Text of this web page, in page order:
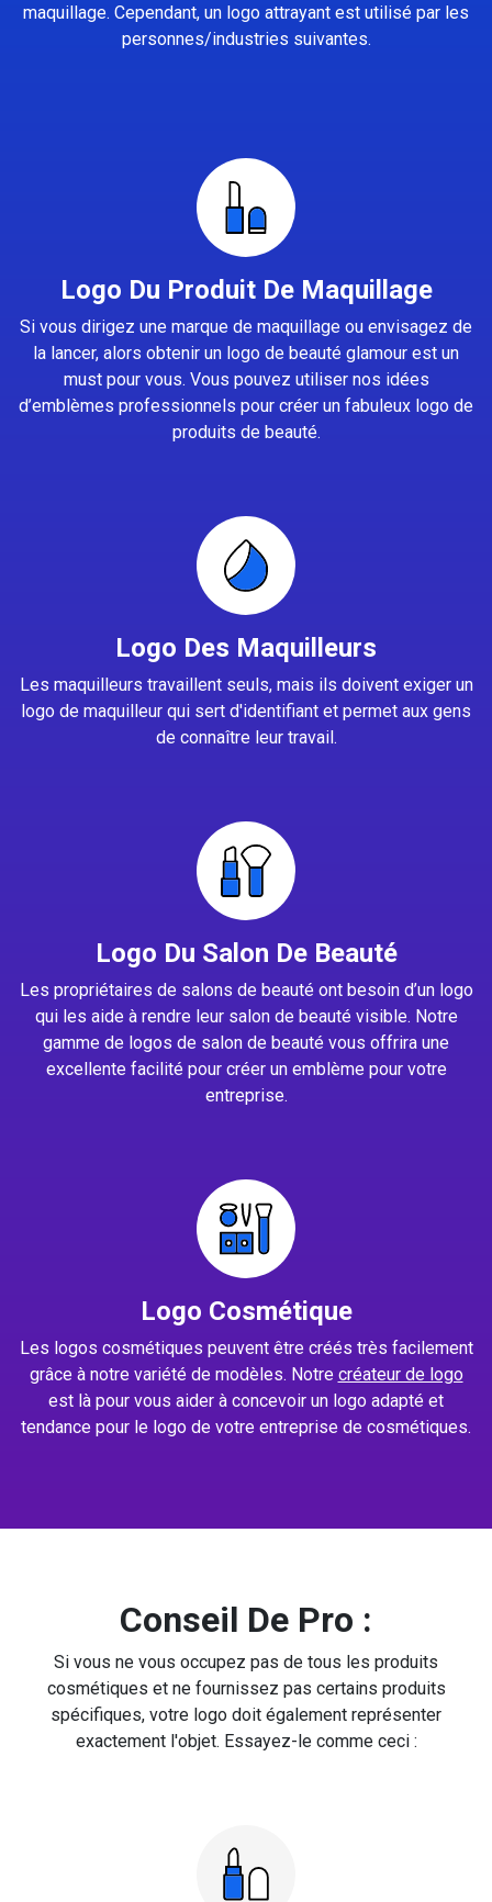
maquillage. Cependant, un logo attrayant est utilisé par les
personnes/industries suivantes.
Logo Du Produit De Maquillage
Si vous dirigez une marque de maquillage ou envisagez de
la lancer, alors obtenir un logo de beauté glamour est un
must pour vous. Vous pouvez utiliser nos idées
d’emblèmes professionnels pour créer un fabuleux logo de
produits de beauté.
Logo Des Maquilleurs
Les maquilleurs travaillent seuls, mais ils doivent exiger un
logo de maquilleur qui sert d'identifiant et permet aux gens
de connaître leur travail.
Logo Du Salon De Beauté
Les propriétaires de salons de beauté ont besoin d’un logo
qui les aide à rendre leur salon de beauté visible. Notre
gamme de logos de salon de beauté vous offrira une
excellente facilité pour créer un emblème pour votre
entreprise.
Logo Cosmétique
Les logos cosmétiques peuvent être créés très facilement
grâce à notre variété de modèles. Notre créateur de logo
est là pour vous aider à concevoir un logo adapté et
tendance pour le logo de votre entreprise de cosmétiques.
Conseil De Pro :
Si vous ne vous occupez pas de tous les produits
cosmétiques et ne fournissez pas certains produits
spécifiques, votre logo doit également représenter
exactement l'objet. Essayez-le comme ceci :